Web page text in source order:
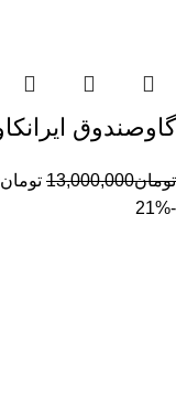
گاوصندوق
تومان13,000,000 تومان
-21%